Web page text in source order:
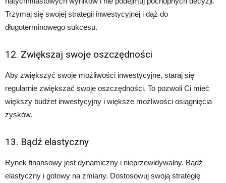
Trzymaj się swojej strategii inwestycyjnej i dąż do
długoterminowego sukcesu.
12. Zwiększaj swoje oszczędności
Aby zwiększyć swoje możliwości inwestycyjne, staraj się
regularnie zwiększać swoje oszczędności. To pozwoli Ci mieć
większy budżet inwestycyjny i większe możliwości osiągnięcia
zysków.
13. Bądź elastyczny
Rynek finansowy jest dynamiczny i nieprzewidywalny. Bądź
elastyczny i gotowy na zmiany. Dostosowuj swoją strategię